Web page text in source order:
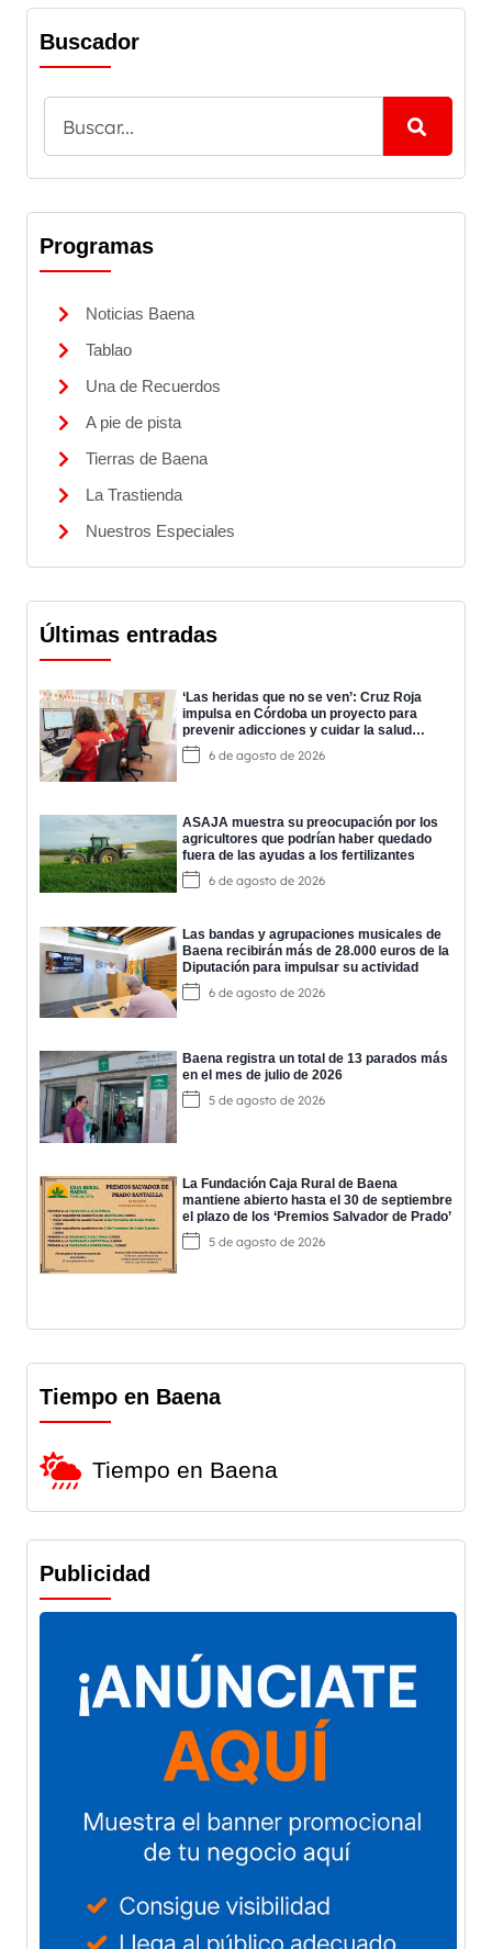
Buscador
Programas
Noticias Baena
Tablao
Una de Recuerdos
A pie de pista
Tierras de Baena
La Trastienda
Nuestros Especiales
Últimas entradas
‘Las heridas que no se ven’: Cruz Roja
impulsa en Córdoba un proyecto para
prevenir adicciones y cuidar la salud
mental
6 de agosto de 2026
ASAJA muestra su preocupación por los
agricultores que podrían haber quedado
fuera de las ayudas a los fertilizantes
6 de agosto de 2026
Las bandas y agrupaciones musicales de
Baena recibirán más de 28.000 euros de la
Diputación para impulsar su actividad
6 de agosto de 2026
Baena registra un total de 13 parados más
en el mes de julio de 2026
5 de agosto de 2026
La Fundación Caja Rural de Baena
mantiene abierto hasta el 30 de septiembre
el plazo de los ‘Premios Salvador de Prado’
5 de agosto de 2026
Tiempo en Baena
Tiempo en Baena
Publicidad